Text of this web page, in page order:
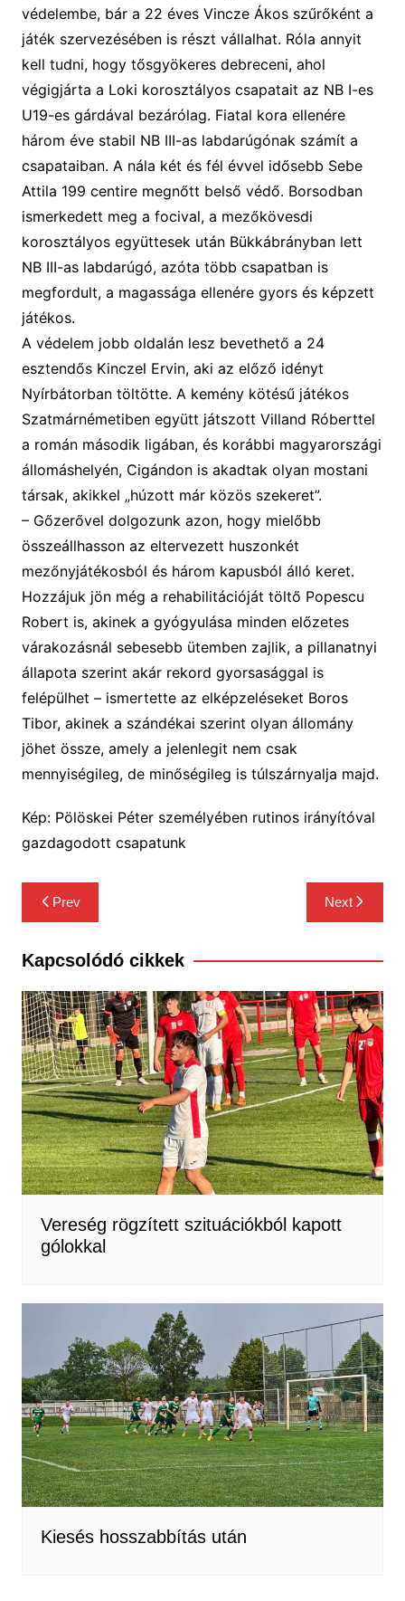
védelembe, bár a 22 éves Vincze Ákos szűrőként a
játék szervezésében is részt vállalhat. Róla annyit
kell tudni, hogy tősgyökeres debreceni, ahol
végigjárta a Loki korosztályos csapatait az NB I-es
U19-es gárdával bezárólag. Fiatal kora ellenére
három éve stabil NB III-as labdarúgónak számít a
csapataiban. A nála két és fél évvel idősebb Sebe
Attila 199 centire megnőtt belső védő. Borsodban
ismerkedett meg a focival, a mezőkövesdi
korosztályos együttesek után Bükkábrányban lett
NB III-as labdarúgó, azóta több csapatban is
megfordult, a magassága ellenére gyors és képzett
játékos.
A védelem jobb oldalán lesz bevethető a 24
esztendős Kinczel Ervin, aki az előző idényt
Nyírbátorban töltötte. A kemény kötésű játékos
Szatmárnémetiben együtt játszott Villand Róberttel
a román második ligában, és korábbi magyarországi
állomáshelyén, Cigándon is akadtak olyan mostani
társak, akikkel „húzott már közös szekeret”.
– Gőzerővel dolgozunk azon, hogy mielőbb
összeállhasson az eltervezett huszonkét
mezőnyjátékosból és három kapusból álló keret.
Hozzájuk jön még a rehabilitációját töltő Popescu
Robert is, akinek a gyógyulása minden előzetes
várakozásnál sebesebb ütembenzajlik, a pillanatnyi
állapota szerint akár rekord gyorsasággal is
felépülhet – ismertette az elképzeléseket Boros
Tibor, akinek a szándékai szerint olyan állomány
jöhet össze, amely a jelenlegit nem csak
mennyiségileg, de minőségileg is túlszárnyalja majd.
Kép: Pölöskei Péter személyében rutinos irányítóval
gazdagodott csapatunk
Bejegyzés
navigáció
Prev Next
Kapcsolódó cikkek
Vereség rögzített szituációkból kapott
gólokkal
Kiesés hosszabbítás után